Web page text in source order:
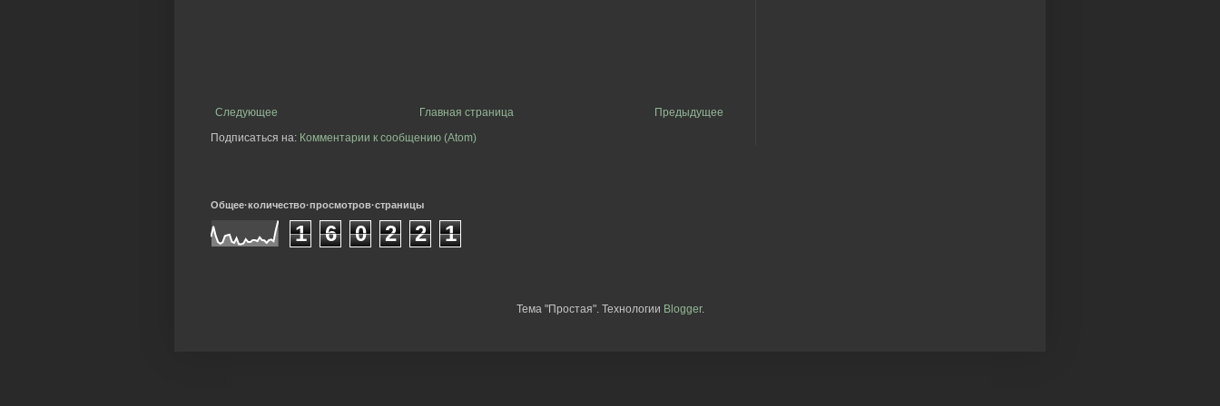
Следующее Предыдущее
Главная страница
Подписаться на: Комментарии к сообщению (Atom)
Общее·количество·просмотров·страницы
1 6 0 2 2 1
Тема "Простая". Технологии Blogger.